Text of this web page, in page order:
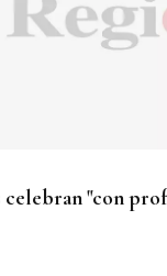
celebran "con